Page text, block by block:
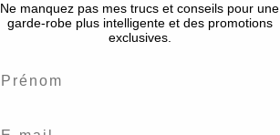
Ne manquez pas mes trucs et conseils pour une
garde-robe plus intelligente et des promotions
exclusives.